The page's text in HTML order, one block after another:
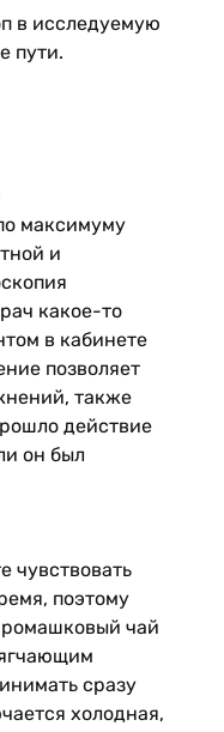
в исследуемую
пути.
максимуму
и
какое-то
в кабинете
позволяет
также
действие
он был
чувствовать
поэтому
чай
сразу
холодная,